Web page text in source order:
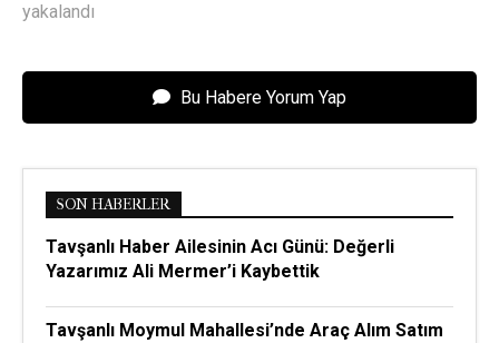
yakalandı
Bu Habere Yorum Yap
SON HABERLER
Tavşanlı Haber Ailesinin Acı Günü: Değerli
Yazarımız Ali Mermer’i Kaybettik
Tavşanlı Moymul Mahallesi’nde Araç Alım Satım